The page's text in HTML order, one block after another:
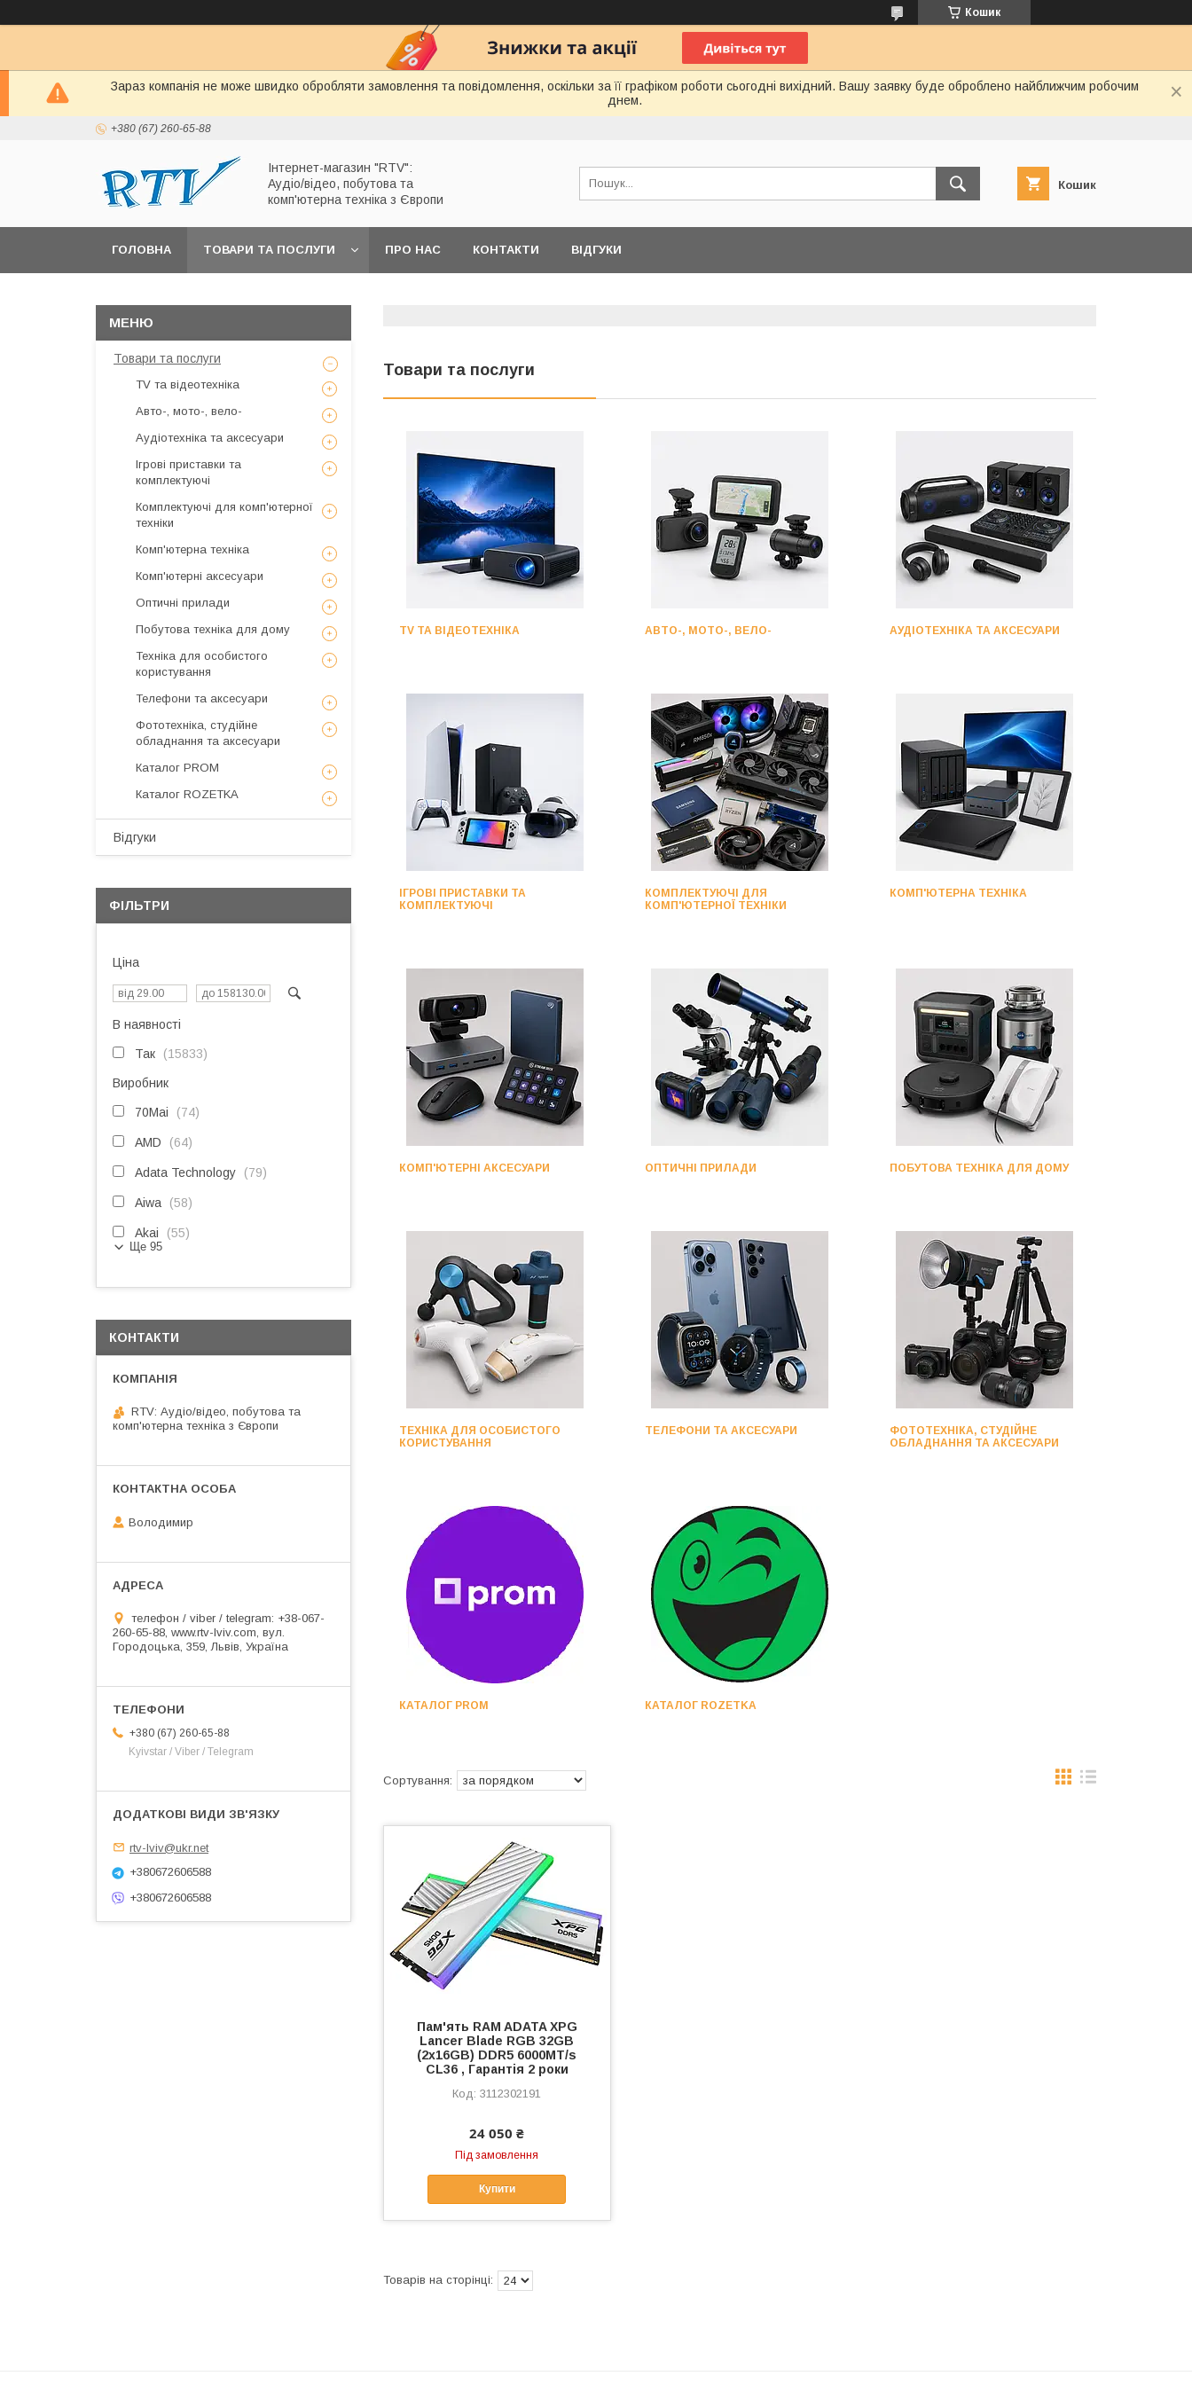
Кошик
Зараз компанія не може швидко обробляти замовлення та повідомлення, оскільки за її графіком роботи сьогодні вихідний. Вашу заявку буде оброблено найближчим робочим
днем.
+380 (67) 260-65-88
Інтернет-магазин "RTV":
Аудіо/відео, побутова та
комп'ютерна техніка з Європи
Кошик
ГОЛОВНА ТОВАРИ ТА ПОСЛУГИ ПРО НАС КОНТАКТИ ВІДГУКИ
Товари та послуги
TV ТА ВІДЕОТЕХНІКА АВТО-, МОТО-, ВЕЛО- АУДІОТЕХНІКА ТА АКСЕСУАРИ
ІГРОВІ ПРИСТАВКИ ТА
КОМПЛЕКТУЮЧІ
КОМПЛЕКТУЮЧІ ДЛЯ
КОМП'ЮТЕРНОЇ ТЕХНІКИ
КОМП'ЮТЕРНА ТЕХНІКА
КОМП'ЮТЕРНІ АКСЕСУАРИ ОПТИЧНІ ПРИЛАДИ ПОБУТОВА ТЕХНІКА ДЛЯ ДОМУ
ТЕХНІКА ДЛЯ ОСОБИСТОГО
КОРИСТУВАННЯ
ТЕЛЕФОНИ ТА АКСЕСУАРИ
ФОТОТЕХНІКА, СТУДІЙНЕ
ОБЛАДНАННЯ ТА АКСЕСУАРИ
КАТАЛОГ PROM КАТАЛОГ ROZETKA
Пам'ять RAM ADATA XPG
Lancer Blade RGB 32GB
(2x16GB) DDR5 6000MT/s
CL36 , Гарантія 2 роки
3112302191
24 050 ₴
Під замовлення
Купити
Товари та послуги
TV та відеотехніка
Авто-, мото-, вело-
Аудіотехніка та аксесуари
Ігрові приставки та
комплектуючі
Комплектуючі для комп'ютерної
техніки
Комп'ютерна техніка
Комп'ютерні аксесуари
Оптичні прилади
Побутова техніка для дому
Техніка для особистого
користування
Телефони та аксесуари
Фототехніка, студійне
обладнання та аксесуари
Каталог PROM
Каталог ROZETKA
Відгуки
ФІЛЬТРИ
Ціна
В наявності
Так 15833
Виробник
70Mai 74
AMD 64
Adata Technology 79
Aiwa 58
Akai 55
Ще 95
КОНТАКТИ
RTV: Аудіо/відео, побутова та
комп'ютерна техніка з Європи
Володимир
телефон / viber / telegram: +38-067-
260-65-88, www.rtv-lviv.com, вул.
Городоцька, 359, Львів, Україна
+380 (67) 260-65-88
Kyivstar / Viber / Telegram
rtv-lviv@ukr.net
+380672606588
+380672606588